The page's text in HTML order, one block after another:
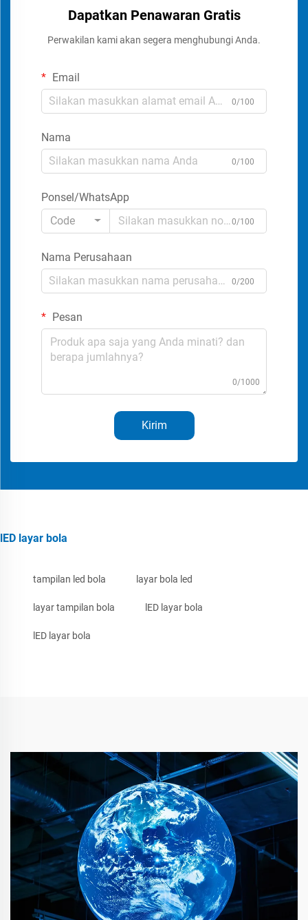
Dapatkan Penawaran Gratis
Perwakilan kami akan segera menghubungi Anda.
Email
0/100
Nama
0/100
Ponsel/WhatsApp
Code
0/100
Nama Perusahaan
0/200
Pesan
0/1000
Kirim
lED layar bola
tampilan led bola layar bola led
layar tampilan bola lED layar bola
lED layar bola